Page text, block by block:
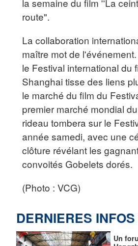
la semaine du film ''La
route".
La collaboration
maître mot de
le Festival international du
Shanghai tisse des liens
le marché du film du
premier marché mondial
rideau tombera sur le
année samedi, avec une
clôture révélant les
convoités Gobelets dorés.
(Photo : VCG)
DERNIERES INFOS
Un